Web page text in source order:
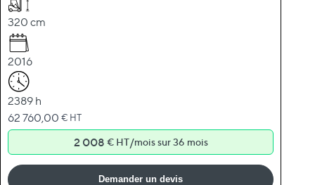
320 cm
2016
2389 h
62 760,00 € HT
2 008 € HT/mois sur 36 mois
Demander un devis